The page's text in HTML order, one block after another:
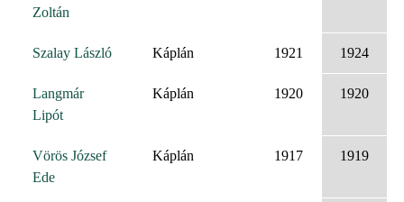
Zoltán
Szalay László Káplán 1921 1924
Langmár
Lipót
Káplán 1920 1920
Vörös József
Ede
Káplán 1917 1919